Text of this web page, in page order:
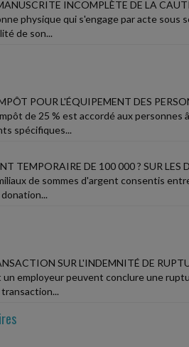
INCOMPLÈTE DE LA
physique qui s'engage par acte sous
de son...
POUR L'ÉQUIPEMENT DES
de 25 % est accordé aux
spécifiques...
TEMPORAIRE DE 100 000 ? SUR LES
de sommes d'argent consentis
SUR L'INDEMNITÉ DE
un employeur peuvent conclure une